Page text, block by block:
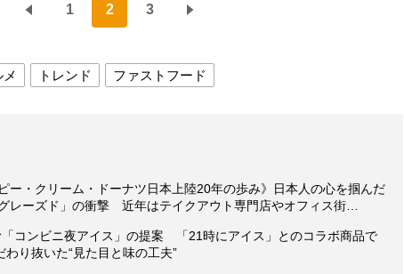
1 2 3
トレンド ファストフード
ー・クリーム・ドーナツ日本上陸20年の歩み》日本人の心を掴んだ
レーズド」の衝撃 近年はテイクアウト専門店やオフィス街…
コンビニ夜アイス」の提案 「21時にアイス」とのコラボ商品で
わり抜いた“見た目と味の工夫”